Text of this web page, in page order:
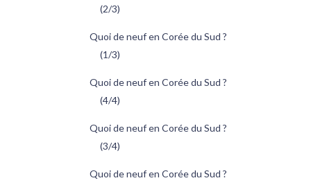
(2/3)
Quoi de neuf en Corée du Sud ?
(1/3)
Quoi de neuf en Corée du Sud ?
(4/4)
Quoi de neuf en Corée du Sud ?
(3/4)
Quoi de neuf en Corée du Sud ?